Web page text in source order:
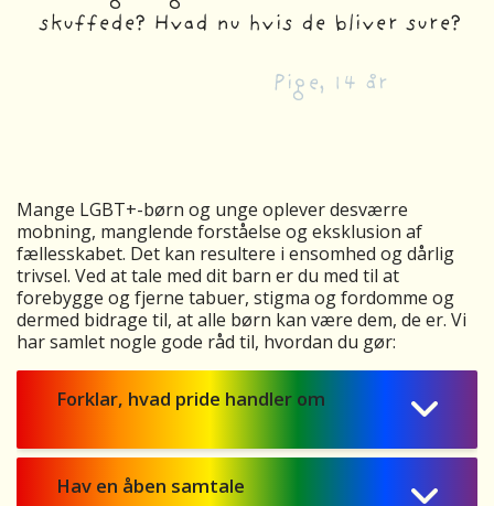
skuffede? Hvad nu hvis de bliver sure?
Pige, 14 år
Mange LGBT+-børn og unge oplever desværre
mobning, manglende forståelse og eksklusion af
fællesskabet. Det kan resultere i ensomhed og dårlig
trivsel. Ved at tale med dit barn er du med til at
forebygge og fjerne tabuer, stigma og fordomme og
dermed bidrage til, at alle børn kan være dem, de er. Vi
har samlet nogle gode råd til, hvordan du gør:
Forklar, hvad pride handler om
Hav en åben samtale